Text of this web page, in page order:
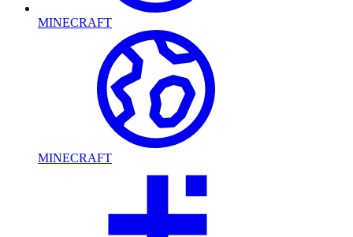
MINECRAFT
MINECRAFT